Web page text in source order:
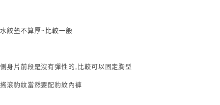
水餃墊不算厚~比較一般
側身片前段是沒有彈性的,比較可以固定胸型
搖滾豹紋當然要配豹紋內褲